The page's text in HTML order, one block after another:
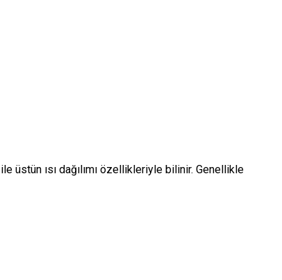
üstün ısı dağılımı özellikleriyle bilinir. Genellikle